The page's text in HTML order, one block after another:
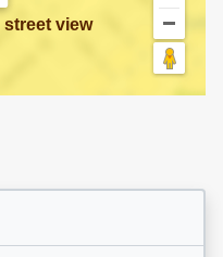
street view